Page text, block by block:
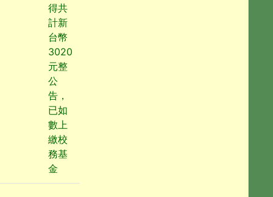
得共
計新
台幣
3020
元整
公
告，
已如
數上
繳校
務基
金